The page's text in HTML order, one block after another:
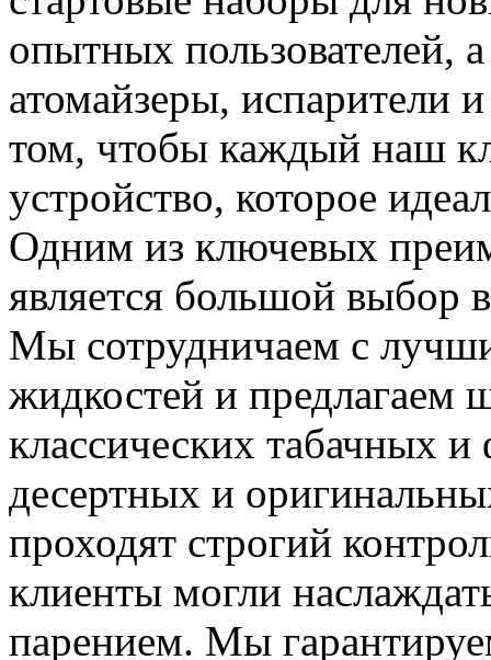
опытных пользователей,
атомайзеры, испарители
том, чтобы каждый наш
устройство, которое
Одним из ключевых
является большой выбор
Мы сотрудничаем с
жидкостей и предлагаем
классических табачных
десертных и
проходят строгий
клиенты могли
парением. Мы